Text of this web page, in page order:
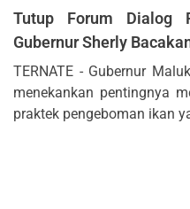
Tutup Forum Dialog
Gubernur Sherly
TERNATE - Gubernur
menekankan pentingnya
praktek pengeboman ikan